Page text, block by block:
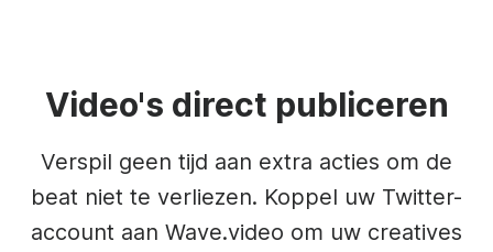
Video's direct publiceren
Verspil geen tijd aan extra acties om de
beat niet te verliezen. Koppel uw Twitter-
account aan Wave.video om uw creatives